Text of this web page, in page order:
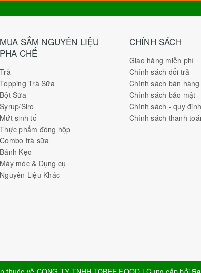
MUA SẮM NGUYÊN LIỆU
PHA CHẾ
Trà
Topping Trà Sữa
Bột Sữa
Syrup/Siro
Mứt sinh tố
Thực phẩm đóng hộp
Combo trà sữa
Bánh Kẹo
Máy móc & Dụng cụ
Nguyên Liệu Khác
CHÍNH SÁCH
Giao hàng miễn phí
Chính sách đổi trả
Chính sách bán hàng
Chính sách bảo mật
Chính sách - quy
Chính sách thanh
thuộc về CÔNG TY TNHH TOBEE FOOD | Cung cấp bởi